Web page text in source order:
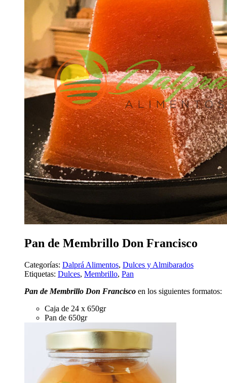
Pan de Membrillo Don Francisco
Categorías: Dalprá Alimentos, Dulces y Almibarados
Etiquetas: Dulces, Membrillo, Pan
Pan de Membrillo Don Francisco en los siguientes formatos:
Caja de 24 x 650gr
Pan de 650gr